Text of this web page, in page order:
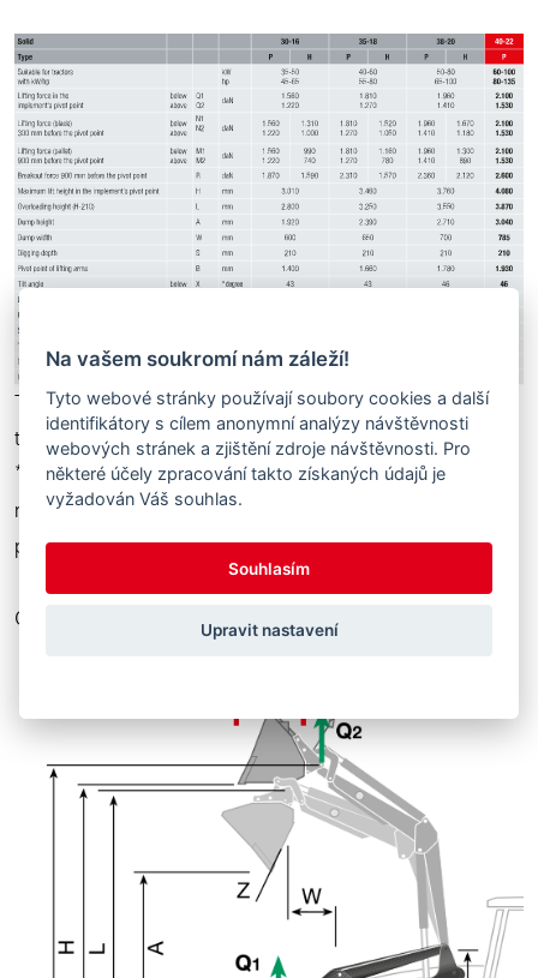
The values given are averages. Depending on the type of
tractor, these values may deviate up or down.
*Due to the risk of the tractor tipping, front loader work
may only be carried out when there is a suitable weight
positioned at the rear.
Calculated at 195 bar hydraulic pressure!
Na vašem soukromí nám záleží!
Tyto webové stránky používají soubory cookies a další
identifikátory s cílem anonymní analýzy návštěvnosti
webových stránek a zjištění zdroje návštěvnosti. Pro
některé účely zpracování takto získaných údajů je
vyžadován Váš souhlas.
Souhlasím
Upravit nastavení